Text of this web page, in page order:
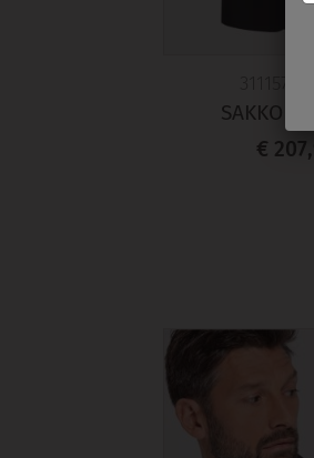
SAKKO
€